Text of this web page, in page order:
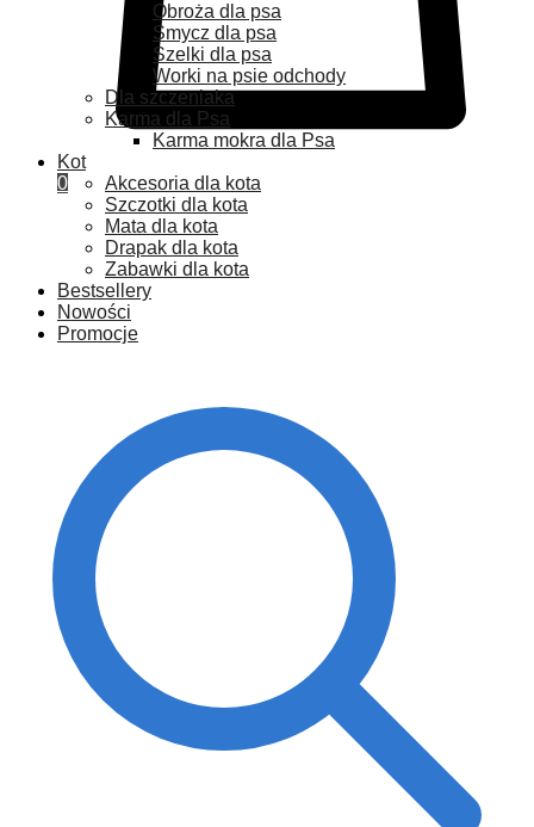
0
Obroża dla psa
Smycz dla psa
Szelki dla psa
Worki na psie odchody
Dla szczeniaka
Karma dla Psa
Karma mokra dla Psa
Kot
Akcesoria dla kota
Szczotki dla kota
Mata dla kota
Drapak dla kota
Zabawki dla kota
Bestsellery
Nowości
Promocje